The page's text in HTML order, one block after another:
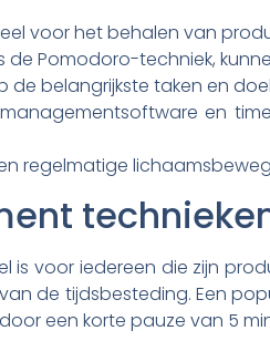
voor het behalen van
Pomodoro-techniek,
de belangrijkste taken en
en
regelmatige
voor iedereen die zijn
de tijdsbesteding. Een
een korte pauze van 5